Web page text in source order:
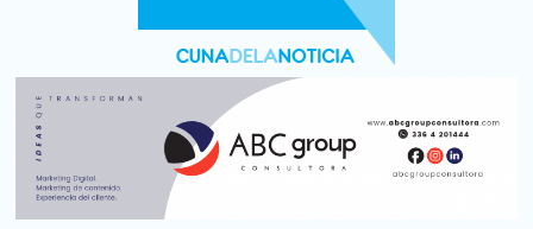
Desde que asumió Milei cerraron 41.000 kioscos: el sector
denuncia crisis como en 2001